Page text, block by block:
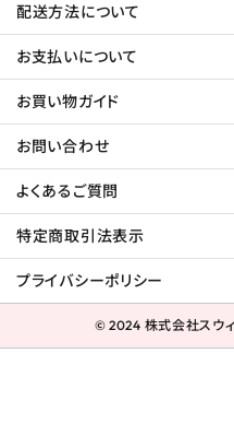
配送方法について
お支払いについて
お買い物ガイド
お問い合わせ
よくあるご質問
特定商取引法表示
プライバシーポリシー
© 2024 株式会社スウ